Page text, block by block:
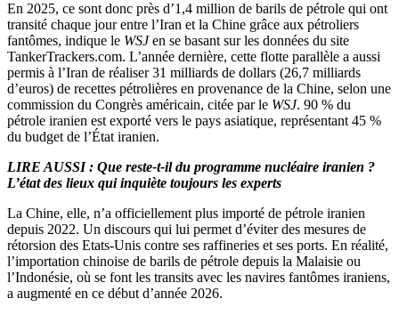
En 2025, ce sont donc près d’1,4 million de barils de pétrole qui ont
transité chaque jour entre l’Iran et la Chine grâce aux pétroliers
fantômes, indique le WSJen se basant sur les données du site
TankerTrackers.com. L’année dernière, cette flotte parallèle a aussi
permis à l’Iran de réaliser 31 milliards de dollars (26,7 milliards
d’euros) de recettes pétrolières en provenance de la Chine, selon une
commission du Congrès américain, citée par le WSJ. 90 % du
pétrole iranien est exporté vers le pays asiatique, représentant 45 %
du budget de l’État iranien.
LIRE AUSSI : Que reste-t-il du programme nucléaire iranien ?
L’état des lieux qui inquiète toujours les experts
La Chine, elle, n’a officiellement plus importé de pétrole iranien
depuis 2022. Un discours qui lui permet d’éviter des mesures de
rétorsion des Etats-Unis contre ses raffineries et ses ports. En réalité,
l’importation chinoise de barils de pétrole depuis la Malaisie ou
l’Indonésie, où se font les transits avec les navires fantômes iraniens,
a augmenté en ce début d’année 2026.